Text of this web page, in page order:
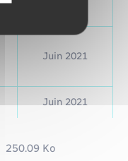
Juin 2021
Juin 2021
250.09 Ko